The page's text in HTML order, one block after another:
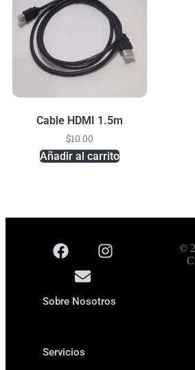
Cable HDMI 1.5m
$10.00
Añadir al carrito
Sobre Nosotros
Servicios
©